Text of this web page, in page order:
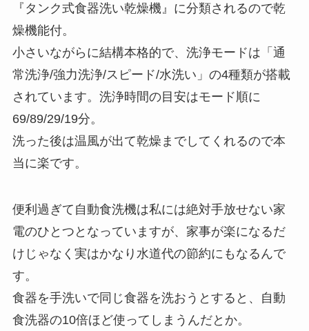
『タンク式食器洗い乾燥機』に分類されるので乾
燥機能付。
小さいながらに結構本格的で、洗浄モードは「通
常洗浄/強力洗浄/スピード/水洗い」の4種類が搭載
されています。洗浄時間の目安はモード順に
69/89/29/19分。
洗った後は温風が出て乾燥までしてくれるので本
当に楽です。
便利過ぎて自動食洗機は私には絶対手放せない家
電のひとつとなっていますが、家事が楽になるだ
けじゃなく実はかなり水道代の節約にもなるんで
す。
食器を手洗いで同じ食器を洗おうとすると、自動
食洗器の10倍ほど使ってしまうんだとか。